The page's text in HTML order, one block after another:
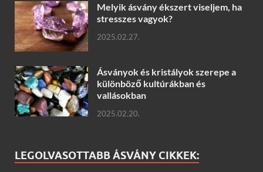
Melyik ásvány ékszert viseljem, ha
stresszes vagyok?
2025.02.27.
Ásványok és kristályok szerepe a
különböző kultúrákban és
vallásokban
2025.02.20.
LEGOLVASOTTABB ÁSVÁNY CIKKEK: